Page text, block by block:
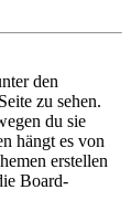
den
zu sehen.
du sie
hängt es von
erstellen
Board-